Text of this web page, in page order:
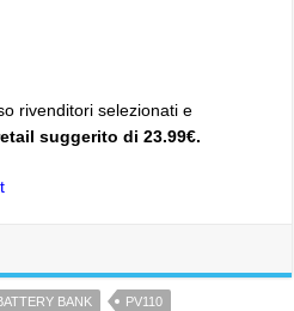
rivenditori selezionati e
suggerito di 23.99€.
BANK PV110